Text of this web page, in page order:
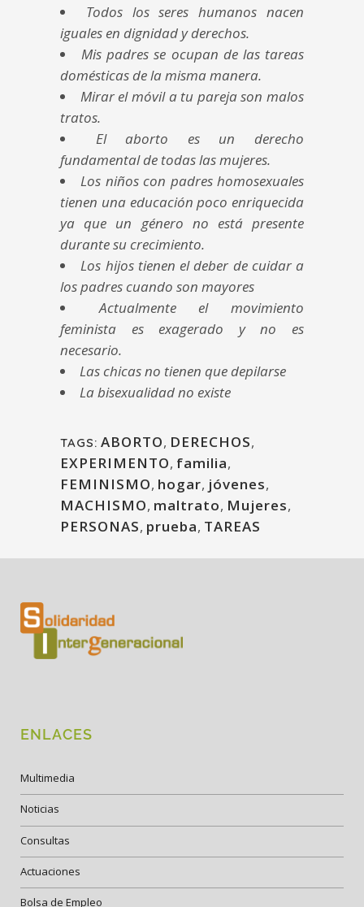
Todos los seres humanos nacen
iguales en dignidad y derechos.
Mis padres se ocupan de las tareas
domésticas de la misma manera.
Mirar el móvil a tu pareja son malos
tratos.
El aborto es un derecho
fundamental de todas las mujeres.
Los niños con padres homosexuales
tienen una educación poco enriquecida
ya que un género no está presente
durante su crecimiento.
Los hijos tienen el deber de cuidar a
los padres cuando son mayores
Actualmente el movimiento
feminista es exagerado y no es
necesario.
Las chicas no tienen que depilarse
La bisexualidad no existe
TAGS: ABORTO, DERECHOS,
EXPERIMENTO, familia,
FEMINISMO, hogar, jóvenes,
MACHISMO, maltrato, Mujeres,
PERSONAS, prueba, TAREAS
ENLACES
Multimedia
Noticias
Consultas
Actuaciones
Bolsa de Empleo